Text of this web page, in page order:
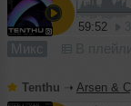
59:52
Микс
Tenthu ➝ Arsen & Cyan -